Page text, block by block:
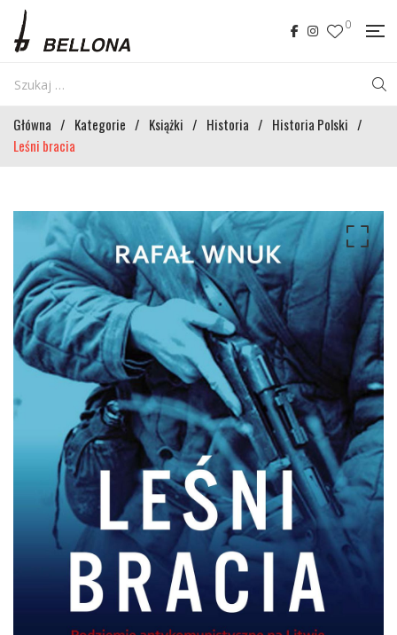
0
Główna / Kategorie / Książki / Historia / Historia Polski /
Leśni bracia